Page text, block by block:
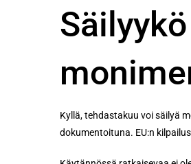
Kyllä, tehdastakuu voi säilyä
dokumentoituna. EU:n